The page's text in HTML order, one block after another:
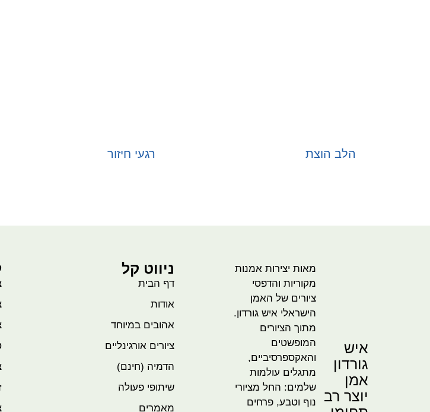
הלב הוצת רגעי חיזור
איש
גורדון
אמן
יוצר רב
מאות יצירות אמנות
מקוריות והדפסי
ציורים של האמן
הישראלי איש גורדון.
מתוך הציורים
המופשטים
והאקספרסיביים,
מתגלים עולמות
שלמים: החל מציורי
נוף וטבע, פרחים
ניווט קל
דף הבית
אודות
אהובים במיוחד
ציורים אורגינליים
הדמיה (חינם)
שיתופי פעולה
מאמרים